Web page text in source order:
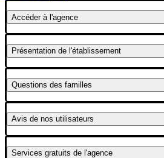
Accéderà l'agence
Présentation de l'établissement
Questions des familles
Avis de nos utilisateurs
Services gratuits de l'agence